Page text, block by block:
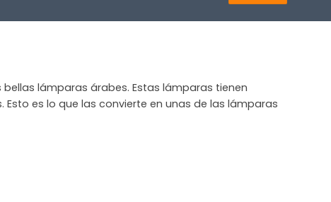
lámparas árabes. Estas lámparas tienen
es lo que las convierte en unas de las lámparas